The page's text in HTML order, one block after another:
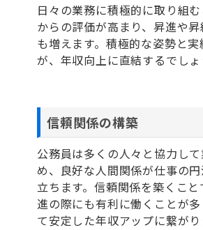
日々の業務に積極的に取り組
からの評価が高まり、昇進や
も増えます。積極的な姿勢と
が、年収向上に直結するでしょ
信頼関係の構築
公務員は多くの人々と協力し
め、良好な人間関係が仕事の
立ちます。信頼関係を築くこ
進の際にも有利に働くことが
て安定した年収アップに繋がり